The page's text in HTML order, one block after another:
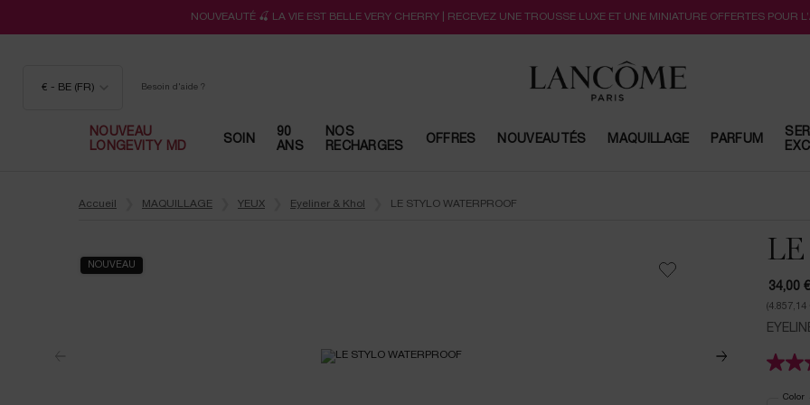
NOUVEAUTÉ 🍒 LA VIE EST BELLE VERY CHERRY | RECEVEZ UNE TROUSSE LUXE ET UNE MINIATURE OFFERTES POUR
€ - BE (FR) Besoin d'aide ?
NOUVEAU
LONGEVITY MD
SOIN
90
ANS
NOS
RECHARGES
OFFRES NOUVEAUTÉS MAQUILLAGE PARFUM
Accueil MAQUILLAGE YEUX Eyeliner & Khol LE STYLO WATERPROOF
34,00 €
(4.857,14
NOUVEAU
Select a
Color